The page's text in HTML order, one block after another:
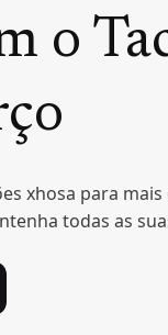
o
xhosa para
todas as